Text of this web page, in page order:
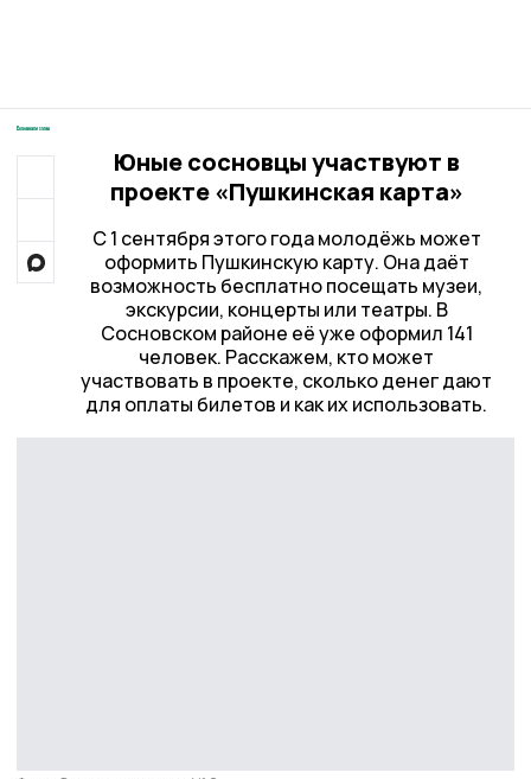
Юные сосновцы участвуют в
проекте «Пушкинская карта»
С 1 сентября этого года молодёжь может
оформить Пушкинскую карту. Она даёт
возможность бесплатно посещать музеи,
экскурсии, концерты или театры. В
Сосновском районе её уже оформил 141
человек. Расскажем, кто может
участвовать в проекте, сколько денег дают
для оплаты билетов и как их использовать.